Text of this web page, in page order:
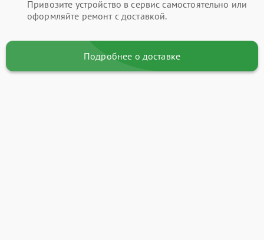
Привозите устройство в сервис самостоятельно или
оформляйте ремонт с доставкой.
Подробнее о доставке